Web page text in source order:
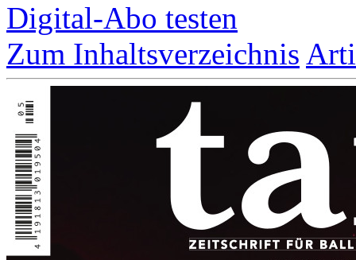
Digital-Abo testen
Zum Inhaltsverzeichnis